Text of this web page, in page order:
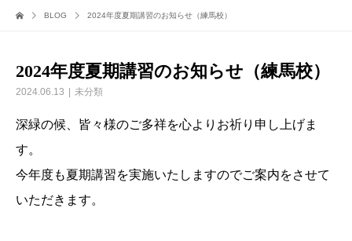
BLOG 2024年度夏期講習のお知らせ（練馬校）
2024年度夏期講習のお知らせ（練馬校）
2024.06.13 未分類
深緑の候、皆々様のご多祥を心よりお祈り申し上げま
す。
今年度も夏期講習を実施いたしますのでご案内をさせて
いただきます。